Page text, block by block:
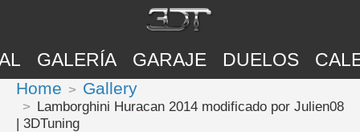
GALERÍA GARAJE DUELOS
Home Gallery
Lamborghini Huracan 2014 modificado por Julien08
| 3DTuning